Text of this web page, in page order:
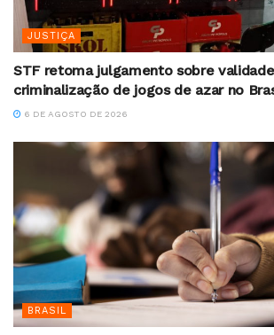
JUSTIÇA
STF retoma julgamento sobre
criminalização de jogos de azar no
6 DE AGOSTO DE 2026
BRASIL